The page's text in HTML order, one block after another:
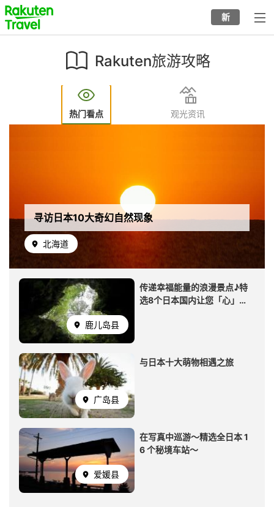
Skip
to
to
top
page
新
Rakuten旅游攻略
热门看点 观光资讯
寻访日本10大奇幻自然现象
北海道
Image
鹿儿岛县
传递幸福能量的浪漫景点♪特
选8个日本国内让您「心」神
Image
广岛县
与日本十大萌物相遇之旅
Image
爱媛县
在写真中巡游～精选全日本 1
6 个秘境车站～